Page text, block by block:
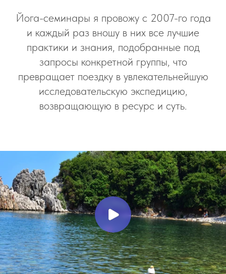
Йога-семинары я провожу с 2007-го года
и каждый раз вношу в них все лучшие
практики и знания, подобранные под
запросы конкретной группы, что
превращает поездку в увлекательнейшую
исследовательскую экспедицию,
возвращающую в ресурс и суть.